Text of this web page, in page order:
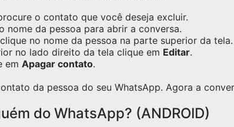
o contato que você deseja excluir.
nome da pessoa para abrir a conversa.
no nome da pessoa na parte superior da tela.
no lado direito da tela clique em Editar.
em Apagar contato.
da pessoa do seu WhatsApp. Agora a
do WhatsApp? (ANDROID)